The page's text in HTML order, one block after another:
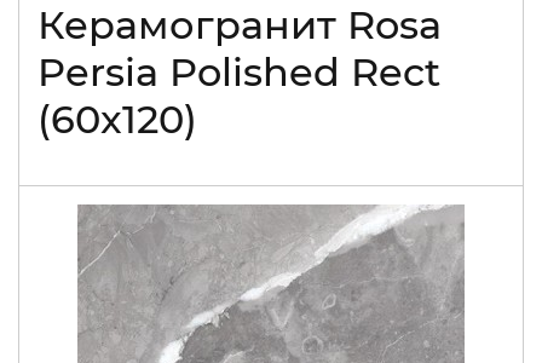
Керамогранит Rosa
Persia Polished Rect
(60x120)